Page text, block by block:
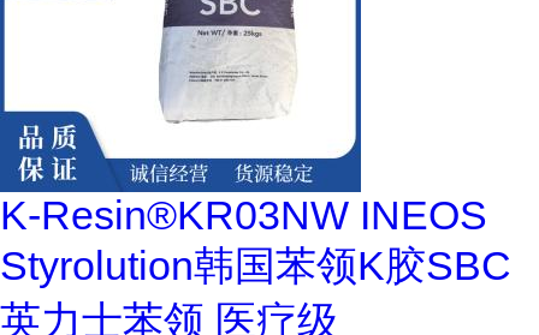
K-Resin®KR03NW INEOS
Styrolution韩国苯领K胶SBC
英力士苯领 医疗级